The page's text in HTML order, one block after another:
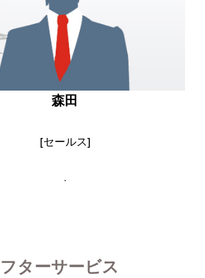
森田
[セールス]
.
ターサービス